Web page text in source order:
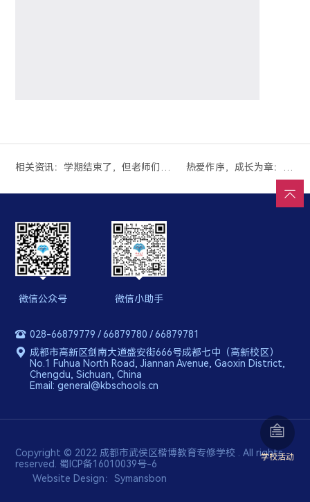
记事本
多色记号笔
错题本
专属火漆印章
学校活动
相关资讯：
三年规划，从今天开始：致2026级新生家庭的一封“成长邀请函”
微信公众号 微信小助手
028-66879779 / 66879780 / 66879781
成都市高新区剑南大道盛安街666号成都七中（高新校区）
No.1 Fuhua North Road, Jiannan Avenue, Gaoxin District,
Chengdu, Sichuan, China
Email: general@kbschools.cn
Copyright © 2022 成都市武侯区楷博教育专修学校 . All rights
reserved. 蜀ICP备16010039号-6
Website Design：Symansbon